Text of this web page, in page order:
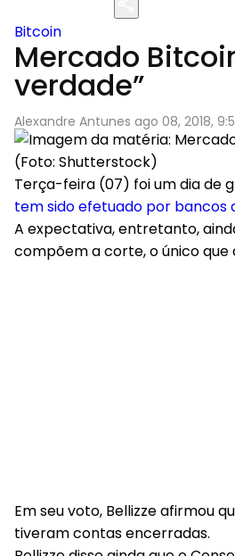
Bitcoin
Mercado
verdade”
Alexandre Antunes ago 08, 2018,
(Foto: Shutterstock)
Terça-feira (07) foi um dia de
tem sido efetuado por bancos
A expectativa, entretanto,
compõem a corte, o único
Em seu voto, Bellizze afirmou
tiveram contas encerradas.